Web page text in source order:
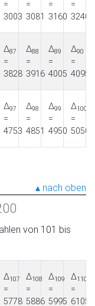
=
3003
=
3081
=
3160
=
3240
Δ87
=
3828
Δ88
=
3916
Δ89
=
4005
Δ90
=
4095
Δ97
=
4753
Δ98
=
4851
Δ99
=
4950
Δ100
=
5050
nach oben
von 101 bis
Δ107
=
5778
Δ108
=
5886
Δ109
=
5995
Δ110
=
6105